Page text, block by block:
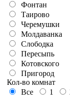
Фонтан
Таирово
Черемушки
Молдаванка
Слободка
Пересыпь
Котовского
Пригород
Кол-во комнат
Все
1